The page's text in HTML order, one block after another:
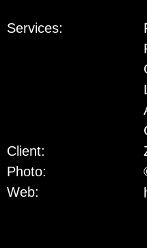
Services:
Client:
Photo:
Web: